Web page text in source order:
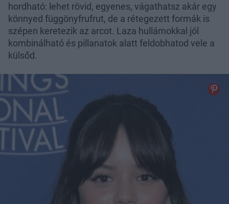
hordható: lehet rövid, egyenes, vágathatsz akár egy
könnyed függönyfrufrut, de a rétegezett formák is
szépen keretezik az arcot. Laza hullámokkal jól
kombinálható és pillanatok alatt feldobhatod vele a
külsőd.